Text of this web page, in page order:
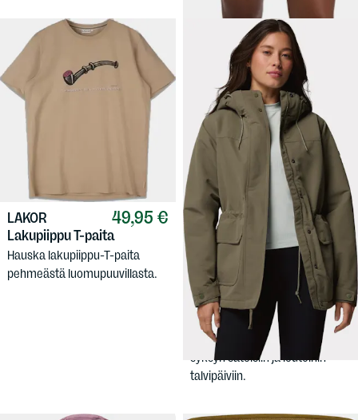
49,95 €
LAKOR
Lakupiippu T-paita
Hauska lakupiippu-T-paita
pehmeästä luomupuuvillasta.
179,90 €
COLUMBIA
Women's Idyllwood
Insulated Jacket
Kevyesti topattu takki naisille,
syksyn sateisiin ja leutoihin
talvipäiviin.